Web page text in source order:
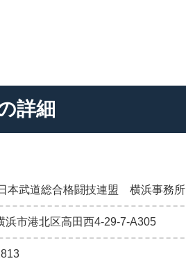
詳細
本武道総合格闘技連盟 横浜事務所
浜市港北区高田西4-29-7-A305